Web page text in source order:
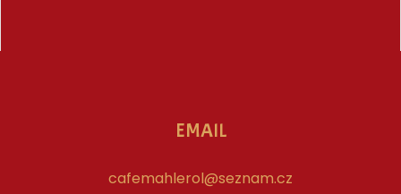
EMAIL
cafemahlerol@seznam.cz